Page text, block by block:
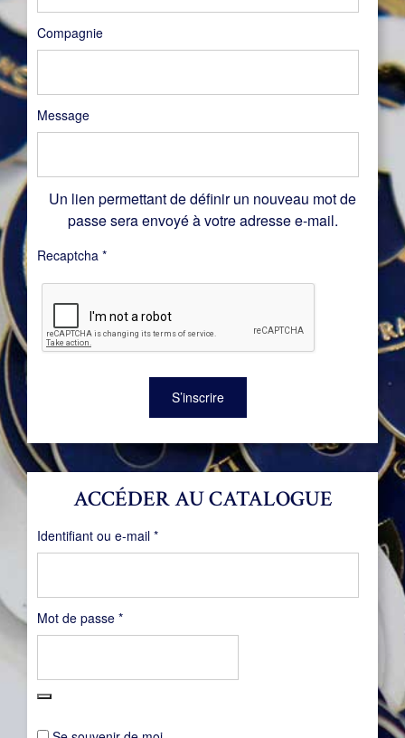
ACCÉDER AU CATALOGUE
Identifiant ou e-mail *Obligatoire
Mot de passe *Obligatoire
Compagnie
Message
Un lien permettant de définir un nouveau mot de
passe sera envoyé à votre adresse e-mail.
Recaptcha *
S’inscrire